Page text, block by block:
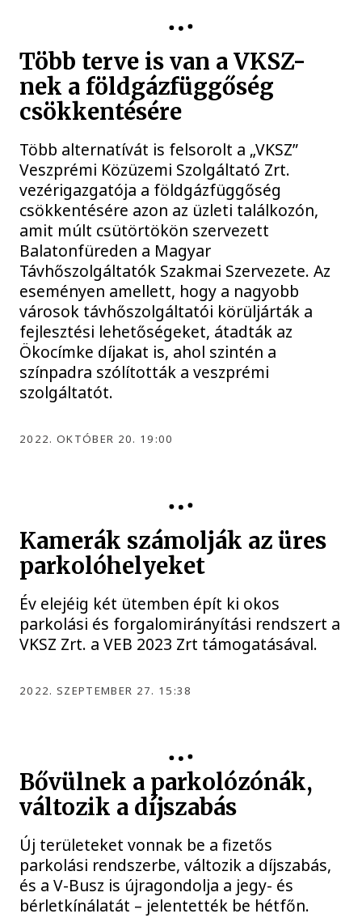
Több terve is van a VKSZ-
nek a földgázfüggőség
csökkentésére
Több alternatívát is felsorolt a „VKSZ”
Veszprémi Közüzemi Szolgáltató Zrt.
vezérigazgatója a földgázfüggőség
csökkentésére azon az üzleti találkozón,
amit múlt csütörtökön szervezett
Balatonfüreden a Magyar
Távhőszolgáltatók Szakmai Szervezete. Az
eseményen amellett, hogy a nagyobb
városok távhőszolgáltatói körüljárták a
fejlesztési lehetőségeket, átadták az
Ökocímke díjakat is, ahol szintén a
színpadra szólították a veszprémi
szolgáltatót.
2022. OKTÓBER 20. 19:00
Kamerák számolják az üres
parkolóhelyeket
Év elejéig két ütemben épít ki okos
parkolási és forgalomirányítási rendszert a
VKSZ Zrt. a VEB 2023 Zrt támogatásával.
2022. SZEPTEMBER 27. 15:38
Bővülnek a parkolózónák,
változik a díjszabás
Új területeket vonnak be a fizetős
parkolási rendszerbe, változik a díjszabás,
és a V-Busz is újragondolja a jegy- és
bérletkínálatát – jelentették be hétfőn.